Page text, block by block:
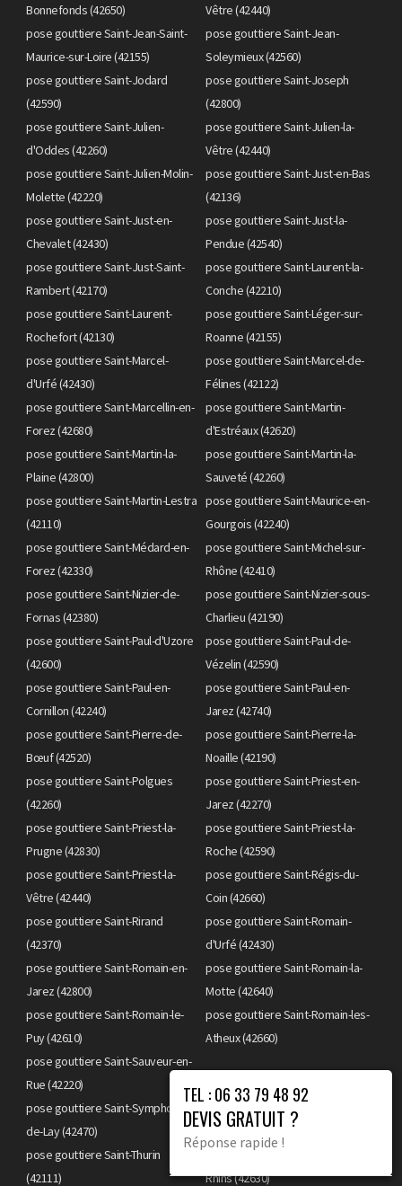
Bonnefonds (42650)
Vêtre (42440)
pose gouttiere Saint-Jean-Saint-
Maurice-sur-Loire (42155)
pose gouttiere Saint-Jean-
Soleymieux (42560)
pose gouttiere Saint-Jodard
(42590)
pose gouttiere Saint-Joseph
(42800)
pose gouttiere Saint-Julien-
d'Oddes (42260)
pose gouttiere Saint-Julien-la-
Vêtre (42440)
pose gouttiere Saint-Julien-Molin-
Molette (42220)
pose gouttiere Saint-Just-en-Bas
(42136)
pose gouttiere Saint-Just-en-
Chevalet (42430)
pose gouttiere Saint-Just-la-
Pendue (42540)
pose gouttiere Saint-Just-Saint-
Rambert (42170)
pose gouttiere Saint-Laurent-la-
Conche (42210)
pose gouttiere Saint-Laurent-
Rochefort (42130)
pose gouttiere Saint-Léger-sur-
Roanne (42155)
pose gouttiere Saint-Marcel-
d'Urfé (42430)
pose gouttiere Saint-Marcel-de-
Félines (42122)
pose gouttiere Saint-Marcellin-en-
Forez (42680)
pose gouttiere Saint-Martin-
d'Estréaux (42620)
pose gouttiere Saint-Martin-la-
Plaine (42800)
pose gouttiere Saint-Martin-la-
Sauveté (42260)
pose gouttiere Saint-Martin-Lestra
(42110)
pose gouttiere Saint-Maurice-en-
Gourgois (42240)
pose gouttiere Saint-Médard-en-
Forez (42330)
pose gouttiere Saint-Michel-sur-
Rhône (42410)
pose gouttiere Saint-Nizier-de-
Fornas (42380)
pose gouttiere Saint-Nizier-sous-
Charlieu (42190)
pose gouttiere Saint-Paul-d'Uzore
(42600)
pose gouttiere Saint-Paul-de-
Vézelin (42590)
pose gouttiere Saint-Paul-en-
Cornillon (42240)
pose gouttiere Saint-Paul-en-
Jarez (42740)
pose gouttiere Saint-Pierre-de-
Bœuf (42520)
pose gouttiere Saint-Pierre-la-
Noaille (42190)
pose gouttiere Saint-Polgues
(42260)
pose gouttiere Saint-Priest-en-
Jarez (42270)
pose gouttiere Saint-Priest-la-
Prugne (42830)
pose gouttiere Saint-Priest-la-
Roche (42590)
pose gouttiere Saint-Priest-la-
Vêtre (42440)
pose gouttiere Saint-Régis-du-
Coin (42660)
pose gouttiere Saint-Rirand
(42370)
pose gouttiere Saint-Romain-
d'Urfé (42430)
pose gouttiere Saint-Romain-en-
Jarez (42800)
pose gouttiere Saint-Romain-la-
Motte (42640)
pose gouttiere Saint-Romain-le-
Puy (42610)
pose gouttiere Saint-Romain-les-
Atheux (42660)
pose gouttiere Saint-Sauveur-en-
Rue (42220)
pose gouttiere Saint-Sixte (42130)
pose gouttiere Saint-Symphorien-
de-Lay (42470)
pose gouttiere Saint-Thomas-la-
Garde (42600)
pose gouttiere Saint-Thurin
(42111)
pose gouttiere Saint-Victor-sur-
Rhins (42630)
TEL : 06 33 79 48 92
DEVIS GRATUIT ?
Réponse rapide !